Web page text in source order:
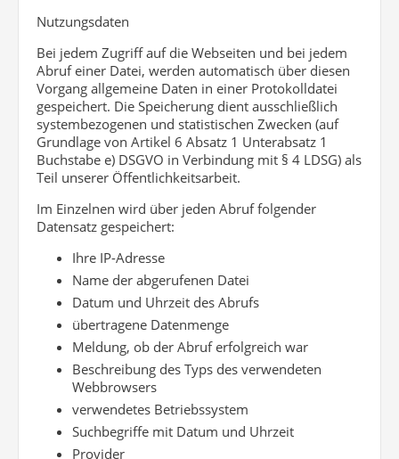
Nutzungsdaten
Bei jedem Zugriff auf die Webseiten und bei jedem
Abruf einer Datei, werden automatisch über diesen
Vorgang allgemeine Daten in einer Protokolldatei
gespeichert. Die Speicherung dient ausschließlich
systembezogenen und statistischen Zwecken (auf
Grundlage von Artikel 6 Absatz 1 Unterabsatz 1
Buchstabe e) DSGVO in Verbindung mit § 4 LDSG) als
Teil unserer Öffentlichkeitsarbeit.
Im Einzelnen wird über jeden Abruf folgender
Datensatz gespeichert:
Ihre IP-Adresse
Name der abgerufenen Datei
Datum und Uhrzeit des Abrufs
übertragene Datenmenge
Meldung, ob der Abruf erfolgreich war
Beschreibung des Typs des verwendeten
Webbrowsers
verwendetes Betriebssystem
Suchbegriffe mit Datum und Uhrzeit
Provider